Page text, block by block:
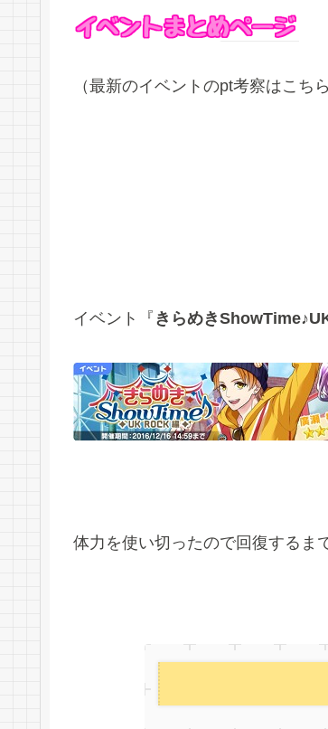
（最新のイベントのpt考察はこち
イベント『 きらめき
体力を使い切ったので回復するま